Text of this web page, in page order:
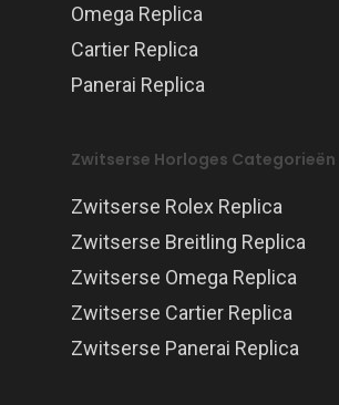
Omega Replica
Cartier Replica
Panerai Replica
Zwitserse Horloges Categorieën
Zwitserse Rolex Replica
Zwitserse Breitling Replica
Zwitserse Omega Replica
Zwitserse Cartier Replica
Zwitserse Panerai Replica